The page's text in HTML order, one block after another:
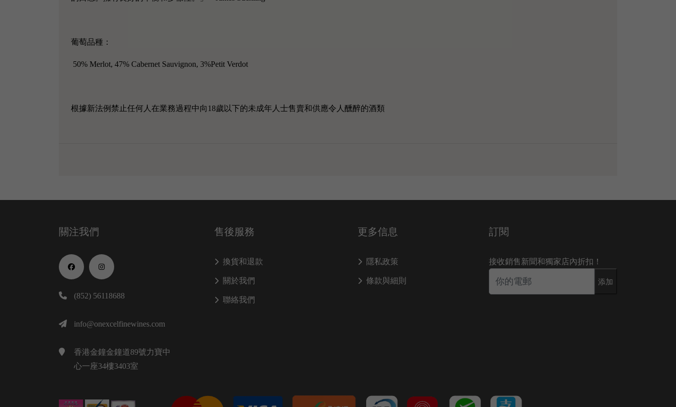
葡萄品種：
50% Merlot, 47% Cabernet Sauvignon, 3%Petit Verdot
根據新法例禁止任何人在業務過程中向18歲以下的未成年人士售賣和供應令人醺醉的酒類
關注我們
(852) 56118688
info@onexcelfinewines.com
香港金鐘金鐘道89號力寶中
心一座34樓3403室
售後服務
換貨和退款
關於我們
聯絡我們
更多信息
隱私政策
條款與細則
訂閱
接收銷售新聞和獨家店內折扣！
添加